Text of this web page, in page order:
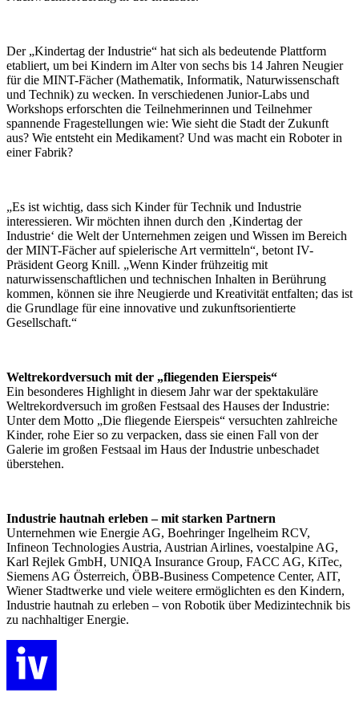
Der „Kindertag der Industrie“ hat sich als bedeutende Plattform
etabliert, um bei Kindern im Alter von sechs bis 14 Jahren Neugier
für die MINT-Fächer (Mathematik, Informatik, Naturwissenschaft
und Technik) zu wecken. In verschiedenen Junior-Labs und
Workshops erforschten die Teilnehmerinnen und Teilnehmer
spannende Fragestellungen wie: Wie sieht die Stadt der Zukunft
aus? Wie entsteht ein Medikament? Und was macht ein Roboter in
einer Fabrik?
„Es ist wichtig, dass sich Kinder für Technik und Industrie
interessieren. Wir möchten ihnen durch den ‚Kindertag der
Industrie‘ die Welt der Unternehmen zeigen und Wissen im Bereich
der MINT-Fächer auf spielerische Art vermitteln“, betont IV-
Präsident Georg Knill. „Wenn Kinder frühzeitig mit
naturwissenschaftlichen und technischen Inhalten in Berührung
kommen, können sie ihre Neugierde und Kreativität entfalten; das ist
die Grundlage für eine innovative und zukunftsorientierte
Gesellschaft.“
Weltrekordversuch mit der „fliegenden Eierspeis“
Ein besonderes Highlight in diesem Jahr war der spektakuläre
Weltrekordversuch im großen Festsaal des Hauses der Industrie:
Unter dem Motto „Die fliegende Eierspeis“ versuchten zahlreiche
Kinder, rohe Eier so zu verpacken, dass sie einen Fall von der
Galerie im großen Festsaal im Haus der Industrie unbeschadet
überstehen.
Industrie hautnah erleben – mit starken Partnern
Unternehmen wie Energie AG, Boehringer Ingelheim RCV,
Infineon Technologies Austria, Austrian Airlines, voestalpine AG,
Karl Rejlek GmbH, UNIQA Insurance Group, FACC AG, KiTec,
Siemens AG Österreich, ÖBB-Business Competence Center, AIT,
Wiener Stadtwerke und viele weitere ermöglichten es den Kindern,
Industrie hautnah zu erleben – von Robotik über Medizintechnik bis
zu nachhaltiger Energie.